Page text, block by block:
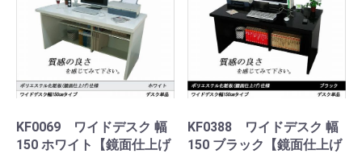
KF0069 ワイドデスク 幅
150 ホワイト【鏡面仕上げ
KF0388 ワイドデスク 幅
150 ブラック【鏡面仕上げ